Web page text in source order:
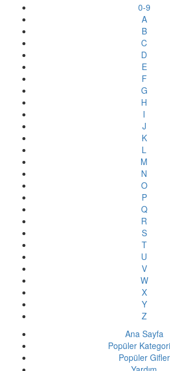
0-9
A
B
C
D
E
F
G
H
I
J
K
L
M
N
O
P
Q
R
S
T
U
V
W
X
Y
Z
Ana Sayfa
Popüler
Popüler Gifler